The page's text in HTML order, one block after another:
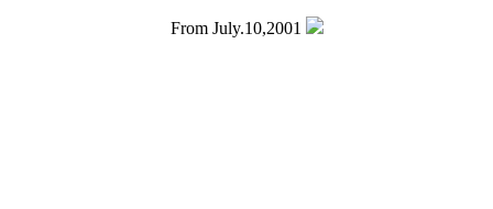
From July.10,2001